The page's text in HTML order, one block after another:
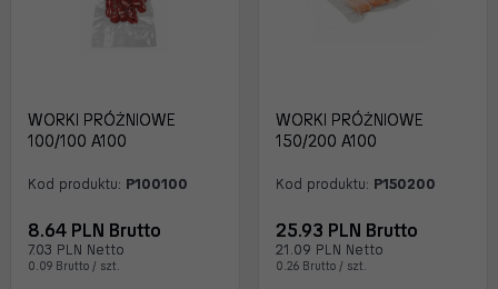
WORKI PRÓŻNIOWE
100/100 A100
Kod produktu: P100100
8.64 PLN Brutto
7.03 PLN Netto
0.09 Brutto / szt.
WORKI PRÓŻNIOWE
150/200 A100
Kod produktu: P150200
25.93 PLN Brutto
21.09 PLN Netto
0.26 Brutto / szt.